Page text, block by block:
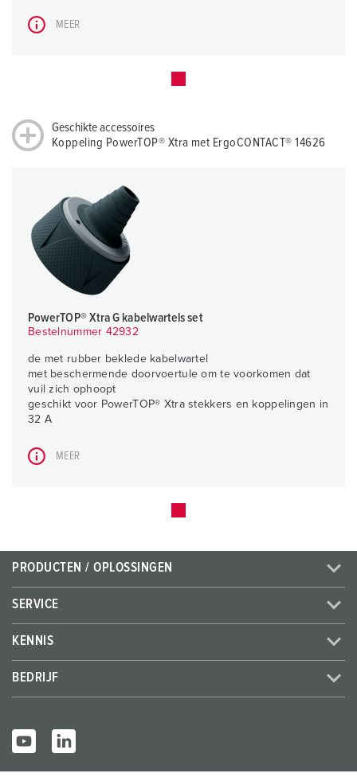
MEER
Geschikte accessoires
Koppeling PowerTOP® Xtra met ErgoCONTACT® 14626
PowerTOP® Xtra G kabelwartels set
Bestelnummer 42932
de met rubber beklede kabelwartel
met beschermende doorvoertule om te voorkomen dat
vuil zich ophoopt
geschikt voor PowerTOP® Xtra stekkers en koppelingen in
32 A
MEER
PRODUCTEN / OPLOSSINGEN
SERVICE
KENNIS
BEDRIJF